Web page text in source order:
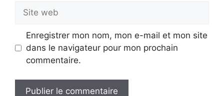
Site
web
Enregistrer mon nom, mon e-mail et mon site
dans le navigateur pour mon prochain
commentaire.